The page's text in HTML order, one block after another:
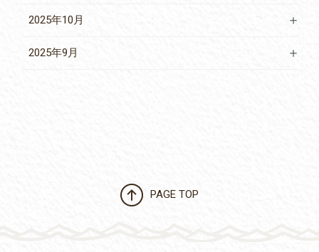
2025年10月
2025年9月
PAGE TOP